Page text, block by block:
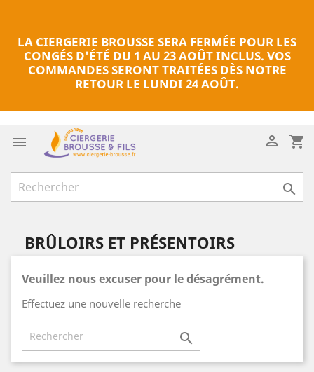
LA CIERGERIE BROUSSE SERA FERMÉE POUR LES
CONGÉS D'ÉTÉ DU 1 AU 23 AOÛT INCLUS. VOS
COMMANDES SERONT TRAITÉES DÈS NOTRE
RETOUR LE LUNDI 24 AOÛT.
 shopping_cart


BRÛLOIRS ET PRÉSENTOIRS
Veuillez nous excuser pour le désagrément.
Effectuez une nouvelle recherche
